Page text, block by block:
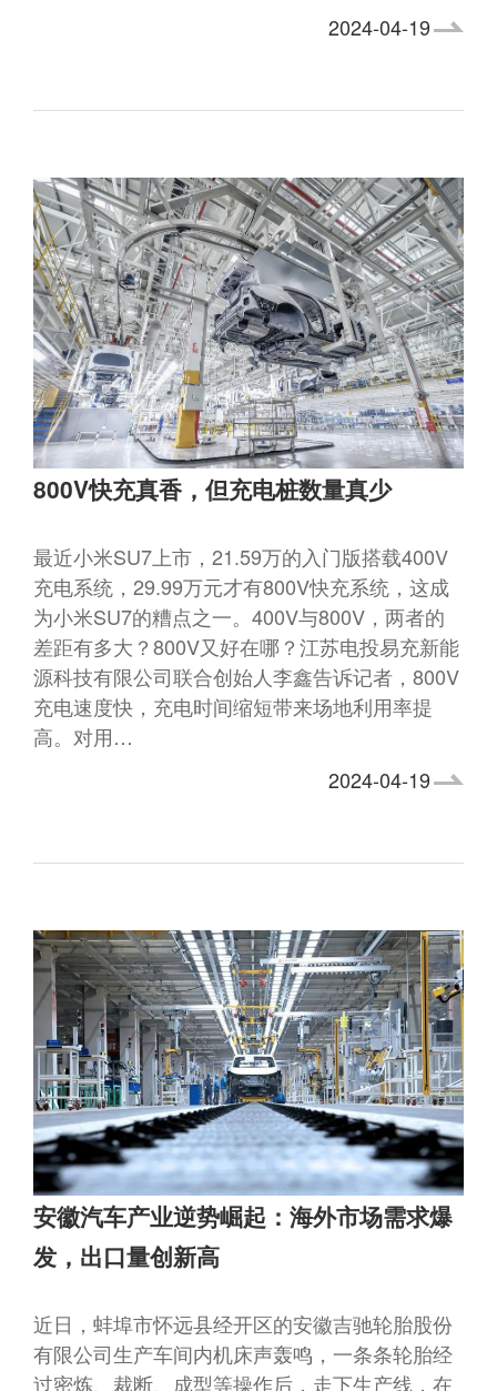
2024-04-19
800V快充真香，但充电桩数量真少
最近小米SU7上市，21.59万的入门版搭载400V
充电系统，29.99万元才有800V快充系统，这成
为小米SU7的糟点之一。400V与800V，两者的
差距有多大？800V又好在哪？江苏电投易充新能
源科技有限公司联合创始人李鑫告诉记者，800V
充电速度快，充电时间缩短带来场地利用率提
高。对用…
2024-04-19
安徽汽车产业逆势崛起：海外市场需求爆
发，出口量创新高
近日，蚌埠市怀远县经开区的安徽吉驰轮胎股份
有限公司生产车间内机床声轰鸣，一条条轮胎经
过密炼、裁断、成型等操作后，走下生产线，在